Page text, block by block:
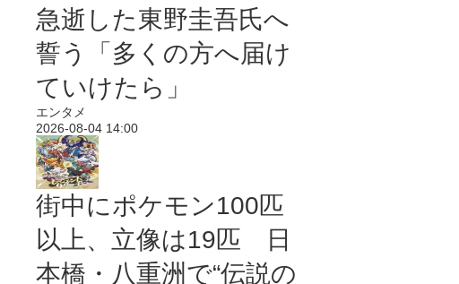
急逝した東野圭吾氏へ
誓う「多くの方へ届け
ていけたら」
エンタメ
2026-08-04 14:00
街中にポケモン100匹
以上、立像は19匹 日
本橋・八重洲で“伝説の